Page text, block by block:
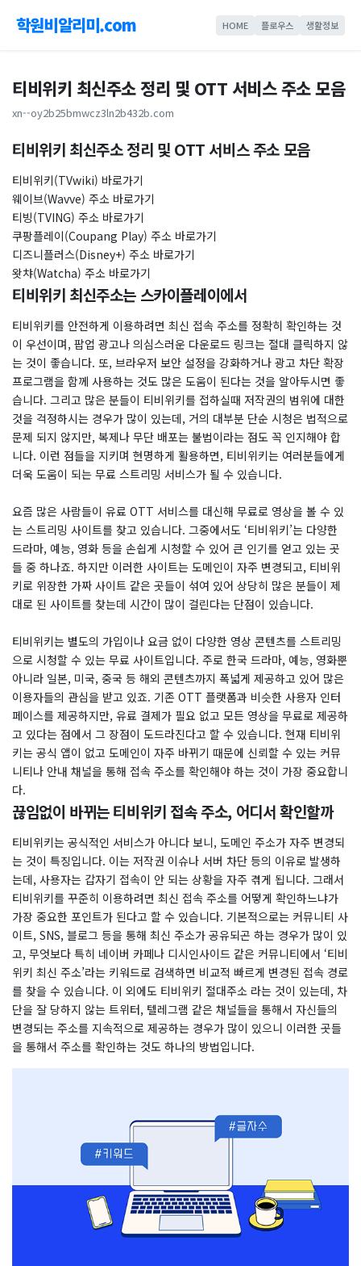
학원비알리미.com HOME 플로우스 생활정보
티비위키 최신주소 정리 및 OTT 서비스 주소 모음
xn--oy2b25bmwcz3ln2b432b.com
티비위키 최신주소 정리 및 OTT 서비스 주소 모음
티비위키(TVwiki) 바로가기
웨이브(Wavve) 주소 바로가기
티빙(TVING) 주소 바로가기
쿠팡플레이(Coupang Play) 주소 바로가기
디즈니플러스(Disney+) 주소 바로가기
왓챠(Watcha) 주소 바로가기
티비위키 최신주소는 스카이플레이에서
티비위키를 안전하게 이용하려면 최신 접속 주소를 정확히 확인하는 것
이 우선이며, 팝업 광고나 의심스러운 다운로드 링크는 절대 클릭하지 않
는 것이 좋습니다. 또, 브라우저 보안 설정을 강화하거나 광고 차단 확장
프로그램을 함께 사용하는 것도 많은 도움이 된다는 것을 알아두시면 좋
습니다. 그리고 많은 분들이 티비위키를 접하실때 저작권의 범위에 대한
것을 걱정하시는 경우가 많이 있는데, 거의 대부분 단순 시청은 법적으로
문제 되지 않지만, 복제나 무단 배포는 불법이라는 점도 꼭 인지해야 합
니다. 이런 점들을 지키며 현명하게 활용하면, 티비위키는 여러분들에게
더욱 도움이 되는 무료 스트리밍 서비스가 될 수 있습니다.
요즘 많은 사람들이 유료 OTT 서비스를 대신해 무료로 영상을 볼 수 있
는 스트리밍 사이트를 찾고 있습니다. 그중에서도 ‘티비위키’는 다양한
드라마, 예능, 영화 등을 손쉽게 시청할 수 있어 큰 인기를 얻고 있는 곳
들 중 하나죠. 하지만 이러한 사이트는 도메인이 자주 변경되고, 티비위
키로 위장한 가짜 사이트 같은 곳들이 섞여 있어 상당히 많은 분들이 제
대로 된 사이트를 찾는데 시간이 많이 걸린다는 단점이 있습니다.
티비위키는 별도의 가입이나 요금 없이 다양한 영상 콘텐츠를 스트리밍
으로 시청할 수 있는 무료 사이트입니다. 주로 한국 드라마, 예능, 영화뿐
아니라 일본, 미국, 중국 등 해외 콘텐츠까지 폭넓게 제공하고 있어 많은
이용자들의 관심을 받고 있죠. 기존 OTT 플랫폼과 비슷한 사용자 인터
페이스를 제공하지만, 유료 결제가 필요 없고 모든 영상을 무료로 제공하
고 있다는 점에서 그 장점이 도드라진다고 할 수 있습니다. 현재 티비위
키는 공식 앱이 없고 도메인이 자주 바뀌기 때문에 신뢰할 수 있는 커뮤
니티나 안내 채널을 통해 접속 주소를 확인해야 하는 것이 가장 중요합니
다.
끊임없이 바뀌는 티비위키 접속 주소, 어디서 확인할까
티비위키는 공식적인 서비스가 아니다 보니, 도메인 주소가 자주 변경되
는 것이 특징입니다. 이는 저작권 이슈나 서버 차단 등의 이유로 발생하
는데, 사용자는 갑자기 접속이 안 되는 상황을 자주 겪게 됩니다. 그래서
티비위키를 꾸준히 이용하려면 최신 접속 주소를 어떻게 확인하느냐가
가장 중요한 포인트가 된다고 할 수 있습니다. 기본적으로는 커뮤니티 사
이트, SNS, 블로그 등을 통해 최신 주소가 공유되곤 하는 경우가 많이 있
고, 무엇보다 특히 네이버 카페나 디시인사이드 같은 커뮤니티에서 ‘티비
위키 최신 주소’라는 키워드로 검색하면 비교적 빠르게 변경된 접속 경로
를 찾을 수 있습니다. 이 외에도 티비위키 절대주소 라는 것이 있는데, 차
단을 잘 당하지 않는 트위터, 텔레그램 같은 채널들을 통해서 자신들의
변경되는 주소를 지속적으로 제공하는 경우가 많이 있으니 이러한 곳들
을 통해서 주소를 확인하는 것도 하나의 방법입니다.